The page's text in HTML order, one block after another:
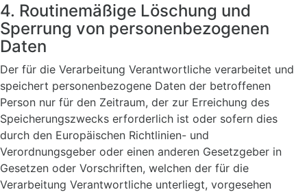
4. Routinemäßige Löschung und
Sperrung von personenbezogenen
Daten
Der für die Verarbeitung Verantwortliche verarbeitet und
speichert personenbezogene Daten der betroffenen
Person nur für den Zeitraum, der zur Erreichung des
Speicherungszwecks erforderlich ist oder sofern dies
durch den Europäischen Richtlinien- und
Verordnungsgeber oder einen anderen Gesetzgeber in
Gesetzen oder Vorschriften, welchen der für die
Verarbeitung Verantwortliche unterliegt, vorgesehen